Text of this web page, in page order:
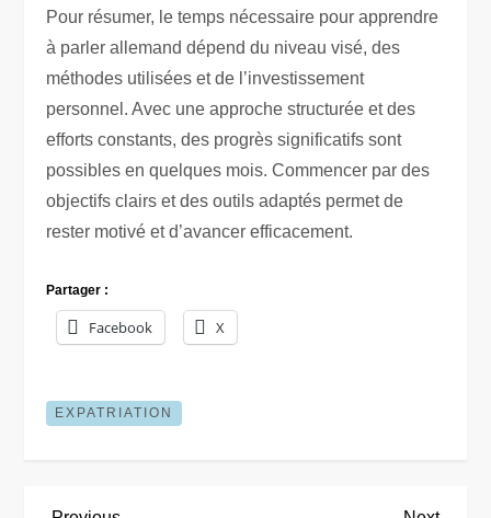
Pour résumer, le temps nécessaire pour apprendre
à parler allemand dépend du niveau visé, des
méthodes utilisées et de l’investissement
personnel. Avec une approche structurée et des
efforts constants, des progrès significatifs sont
possibles en quelques mois. Commencer par des
objectifs clairs et des outils adaptés permet de
rester motivé et d’avancer efficacement.
Partager :
Facebook X
EXPATRIATION